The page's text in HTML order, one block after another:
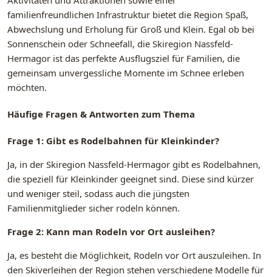
familienfreundlichen Infrastruktur bietet die Region Spaß,
Abwechslung und Erholung für Groß und Klein. Egal ob bei
Sonnenschein oder Schneefall, die Skiregion Nassfeld-
Hermagor ist das perfekte Ausflugsziel für Familien, die
gemeinsam unvergessliche Momente im Schnee erleben
möchten.
Häufige Fragen & Antworten zum Thema
Frage 1: Gibt es Rodelbahnen für Kleinkinder?
Ja, in der Skiregion Nassfeld-Hermagor gibt es Rodelbahnen,
die speziell für Kleinkinder geeignet sind. Diese sind kürzer
und weniger steil, sodass auch die jüngsten
Familienmitglieder sicher rodeln können.
Frage 2: Kann man Rodeln vor Ort ausleihen?
Ja, es besteht die Möglichkeit, Rodeln vor Ort auszuleihen. In
den Skiverleihen der Region stehen verschiedene Modelle für